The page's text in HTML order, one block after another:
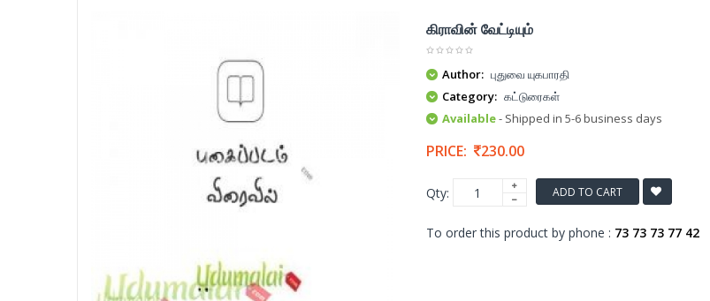
கிராவின் வேட்டியும்
Author: புதுவை யுகபாரதி
Category: கட்டுரைகள்
Available- Shipped in 5-6 business days
PRICE: 230.00
Qty: ADD TO CART
To order this product by phone : 73 73 73 77 42